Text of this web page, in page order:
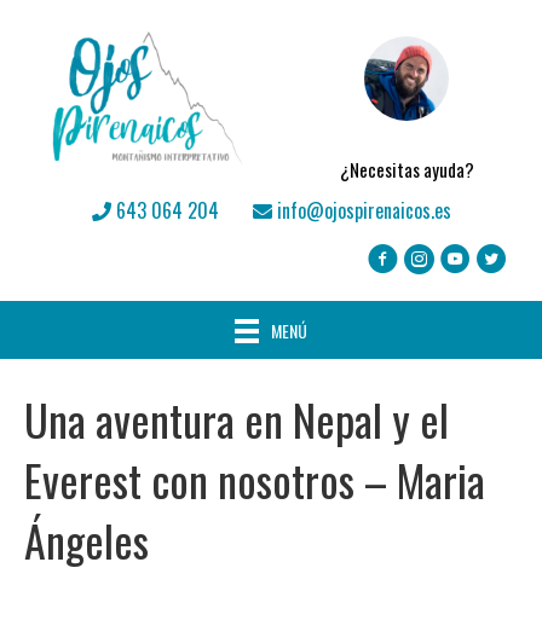
¿Necesitas ayuda?
643 064 204 info@ojospirenaicos.es
MENÚ
Una aventura en Nepal y el
Everest con nosotros – Maria
Ángeles